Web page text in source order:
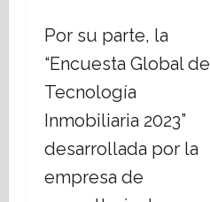
Por su parte, la
“Encuesta Global de
Tecnología
Inmobiliaria 2023”
desarrollada por la
empresa de